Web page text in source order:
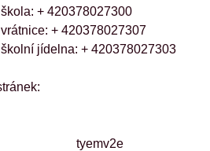
škola: + 420378027300
vrátnice: + 420378027307
školní jídelna: + 420378027303
stránek:
tyemv2e